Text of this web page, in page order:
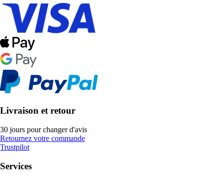
Livraison et retour
30 jours pour changer d'avis
Retournez votre commande
Trustpilot
Services